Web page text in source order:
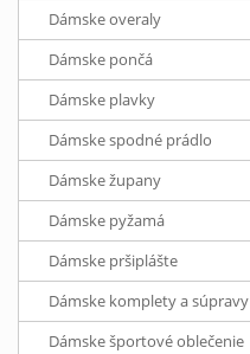
Dámske overaly
Dámske pončá
Dámske plavky
Dámske spodné prádlo
Dámske župany
Dámske pyžamá
Dámske pršiplášte
Dámske komplety a súpravy
Dámske športové oblečenie